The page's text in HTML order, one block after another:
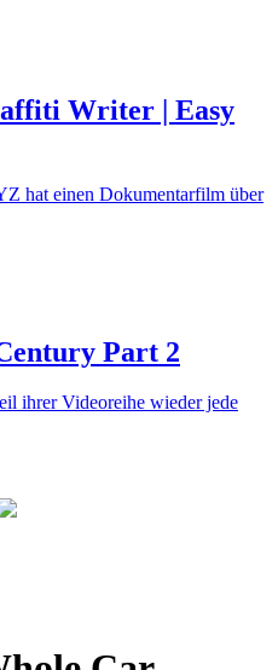
Writer | Easy
hat einen Dokumentarfilm über
Part 2
ihrer Videoreihe wieder jede